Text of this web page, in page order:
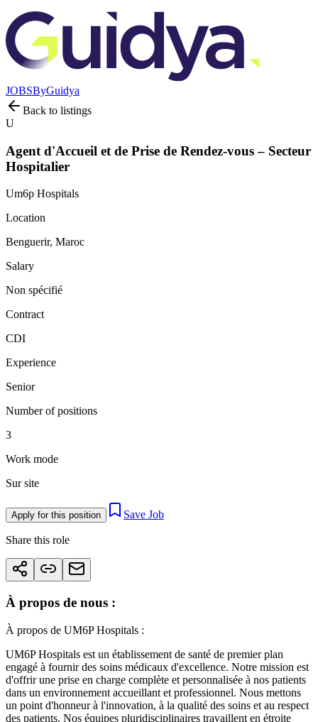
JOBSByGuidya
Back to listings
U
Agent d'Accueil et de Prise de Rendez-vous – Secteur
Hospitalier
Um6p Hospitals
Location
Benguerir, Maroc
Salary
Non spécifié
Contract
CDI
Experience
Senior
Number of positions
3
Work mode
Sur site
Apply for this position Save Job
Share this role
À propos de nous :
À propos de UM6P Hospitals :
UM6P Hospitals est un établissement de santé de premier plan
engagé à fournir des soins médicaux d'excellence. Notre mission est
d'offrir une prise en charge complète et personnalisée à nos patients
dans un environnement accueillant et professionnel. Nous mettons
un point d'honneur à l'innovation, à la qualité des soins et au respect
des patients. Nos équipes pluridisciplinaires travaillent en étroite